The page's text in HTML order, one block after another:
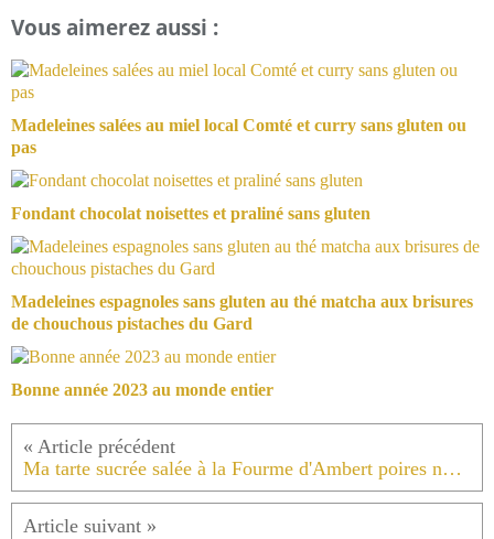
Vous aimerez aussi :
Madeleines salées au miel local Comté et curry sans gluten ou
pas
Fondant chocolat noisettes et praliné sans gluten
Madeleines espagnoles sans gluten au thé matcha aux brisures
de chouchous pistaches du Gard
Bonne année 2023 au monde entier
Ma tarte sucrée salée à la Fourme d'Ambert poires noix sans gluten.